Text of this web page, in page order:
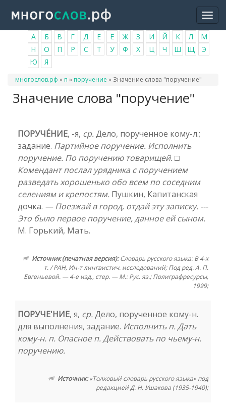
основному
содержанию
А Б В Г Д Е Ё Ж З И Й К Л
М
Н
О П Р С Т У Ф Х Ц Ч Ш Щ
Э
Ю
Я
Вы
многослов.рф » п » поручение » Значение слова "поручение"
Значение слова "поручение"
ПОРУЧЕ́НИЕ, -я, ср. Дело, порученное кому-л.;
задание. Партийное поручение. Исполнить
поручение. По поручению товарищей. □
Комендант послал урядника с поручением
разведать хорошенько обо всем по соседним
селениям и крепостям. Пушкин, Капитанская
дочка. — Поезжай в город, отдай эту записку. ---
Это было первое поручение, данное ей сыном.
М. Горький, Мать.
Источник (печатная версия):Словарь русского языка: В 4-х
т. / РАН, Ин-т лингвистич. исследований; Под ред. А. П.
Евгеньевой. — 4-е изд., стер. — М.: Рус. яз.; Полиграфресурсы,
1999;
ПОРУЧЕ'НИЕ, я, ср. Дело, порученное кому-н.
для выполнения, задание. Исполнить п. Дать
кому-н. п. Опасное п. Действовать по чьему-н.
поручению.
Источник:«Толковый словарь русского языка» под
редакцией Д. Н. Ушакова (1935-1940);